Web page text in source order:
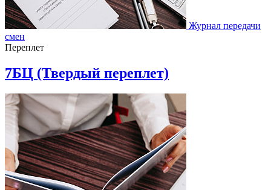
Журнал передачи
смен
Переплет
7БЦ (Твердый переплет)